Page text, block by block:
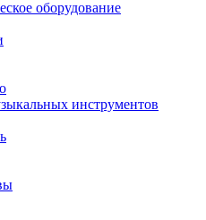
оборудование
инструментов